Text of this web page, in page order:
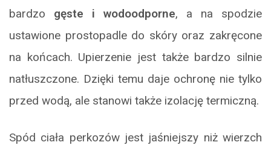
bardzo gęste i wodoodporne, a na spodzie
ustawione prostopadle do skóry oraz zakręcone
na końcach. Upierzenie jest także bardzo silnie
natłuszczone. Dzięki temu daje ochronę nie tylko
przed wodą, ale stanowi także izolację termiczną.
Spód ciała perkozów jest jaśniejszy niż wierzch